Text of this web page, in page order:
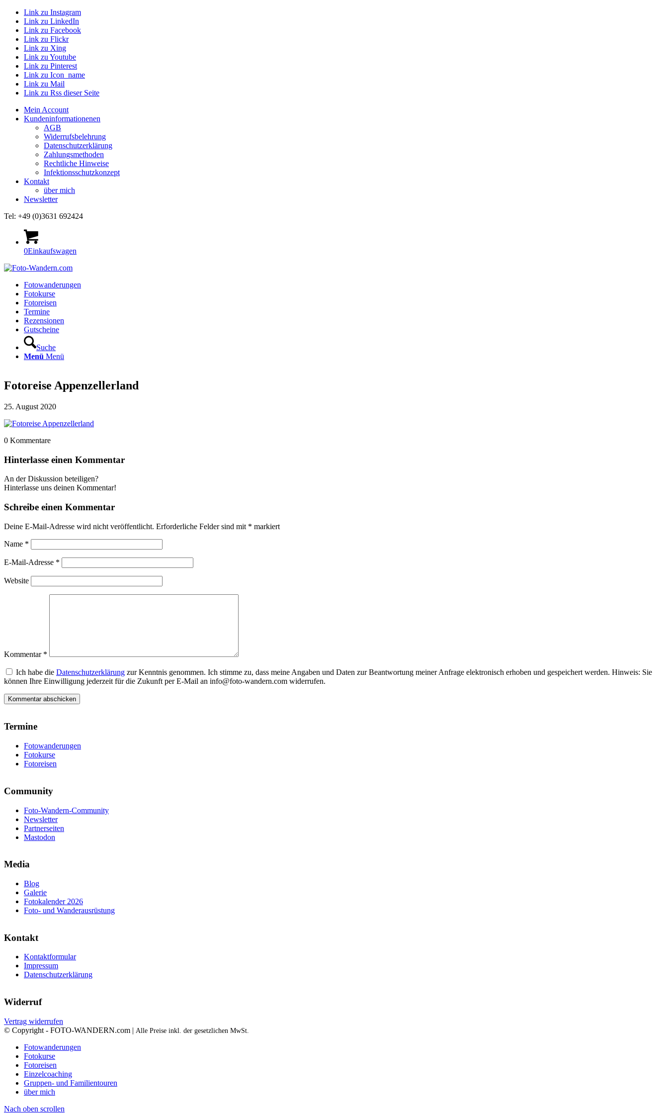
Link zu Instagram
Link zu LinkedIn
Link zu Facebook
Link zu Flickr
Link zu Xing
Link zu Youtube
Link zu Pinterest
Link zu Icon_name
Link zu Mail
Link zu Rss dieser Seite
Mein Account
Kundeninformationenen
AGB
Widerrufsbelehrung
Datenschutzerklärung
Zahlungsmethoden
Rechtliche Hinweise
Infektionsschutzkonzept
Kontakt
über mich
Newsletter
Tel: +49 (0)3631 692424
0Einkaufswagen
Fotowanderungen
Fotokurse
Fotoreisen
Termine
Rezensionen
Gutscheine
Suche
Menü Menü
Fotoreise Appenzellerland
25. August 2020
0 Kommentare
Hinterlasse einen Kommentar
An der Diskussion beteiligen?
Hinterlasse uns deinen Kommentar!
Schreibe einen Kommentar
Deine E-Mail-Adresse wird nicht veröffentlicht. Erforderliche Felder sind mit * markiert
Name *
E-Mail-Adresse *
Website
Kommentar *
Ich habe die Datenschutzerklärung zur Kenntnis genommen. Ich stimme zu, dass meine Angaben und Daten zur Beantwortung meiner Anfrage elektronisch erhoben und gespeichert werden. Hinweis: Sie
können Ihre Einwilligung jederzeit für die Zukunft per E-Mail an info@foto-wandern.com widerrufen.
Termine
Fotowanderungen
Fotokurse
Fotoreisen
Community
Foto-Wandern-Community
Newsletter
Partnerseiten
Mastodon
Media
Blog
Galerie
Fotokalender 2026
Foto- und Wanderausrüstung
Kontakt
Kontaktformular
Impressum
Datenschutzerklärung
Widerruf
Vertrag widerrufen
© Copyright - FOTO-WANDERN.com | Alle Preise inkl. der gesetzlichen MwSt.
Fotowanderungen
Fotokurse
Fotoreisen
Einzelcoaching
Gruppen- und Familientouren
über mich
Nach oben scrollen